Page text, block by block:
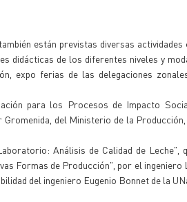
están previstas diversas actividades
didácticas de los diferentes niveles y
expo ferias de las delegaciones
para los Procesos de Impacto
del Ministerio de la
Análisis de Calidad de Leche",
Formas de Producción", por el ingeniero
del ingeniero Eugenio Bonnet de la